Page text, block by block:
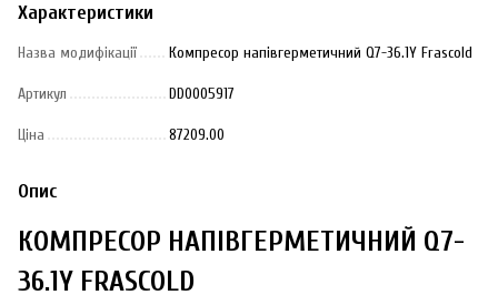
Характеристики
Назва модифікації Компресор напівгерметичний Q7-36.1Y Frascold
Артикул DD0005917
Ціна 87209.00
Опис
КОМПРЕСОР НАПІВГЕРМЕТИЧНИЙ Q7-
36.1Y FRASCOLD